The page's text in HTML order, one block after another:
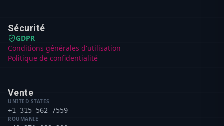
Sécurité
GDPR
Conditions générales d'utilisation
Politique de confidentialité
Vente
UNITED STATES
+1 315-562-7559
ROUMANIE